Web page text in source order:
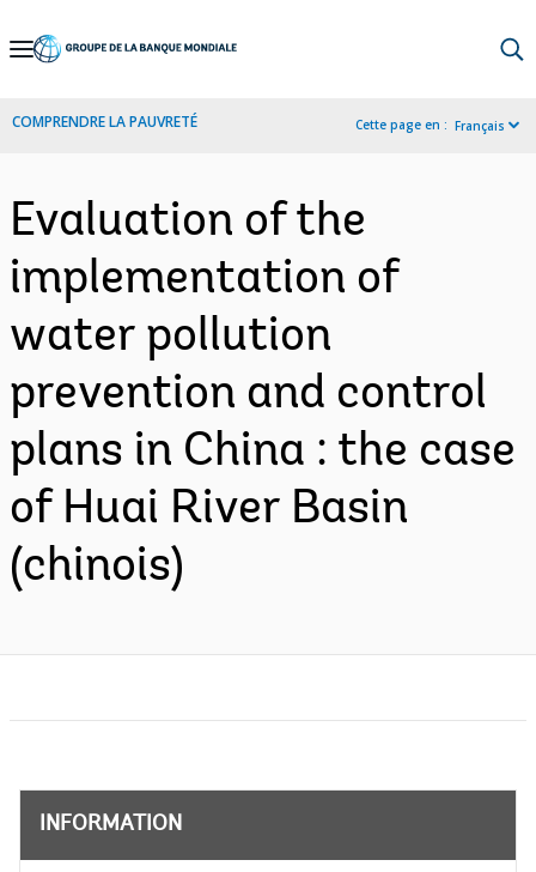
Skip
Navigation
COMPRENDRE LA PAUVRETÉ Cette page en : Français
Evaluation of the
implementation of
water pollution
prevention and control
plans in China : the case
of Huai River Basin
(chinois)
INFORMATION